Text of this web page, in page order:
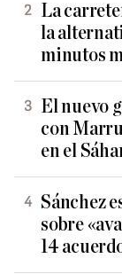
La
la
minutos
El nuevo
con
en el
Sánchez
sobre
14